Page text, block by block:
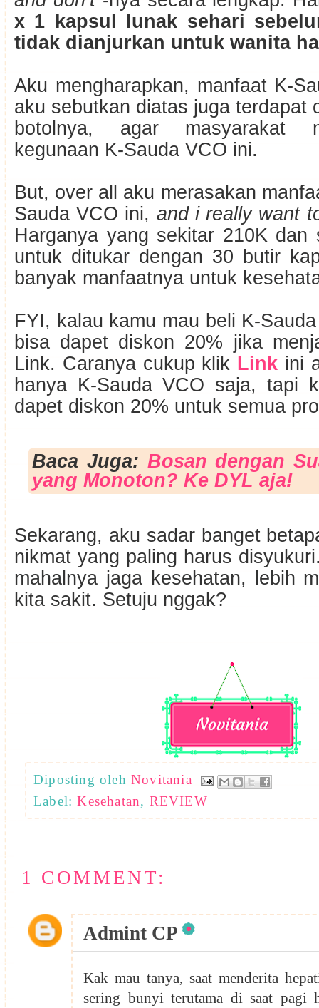
x 1 kapsul lunak sehari
tidak dianjurkan untuk wanita
Aku mengharapkan, manfaat K-
aku sebutkan diatas juga terdapat
botolnya, agar masyarakat
kegunaan K-Sauda VCO ini.
But, over all aku merasakan
Sauda VCO ini, and i really want
Harganya yang sekitar 210K dan
untuk ditukar dengan 30 butir
banyak manfaatnya untuk
FYI, kalau kamu mau beli K-
bisa dapet diskon 20% jika
Link. Caranya cukup klik Link ini
hanya K-Sauda VCO saja, tapi
dapet diskon 20% untuk semua
Baca Juga: Bosan dengan
yang Monoton? Ke DYL aja!
Sekarang, aku sadar banget
nikmat yang paling harus
mahalnya jaga kesehatan, lebih
kita sakit. Setuju nggak?
Diposting oleh Novitania
Label:Kesehatan, REVIEW
1 COMMENT:
Admint CP
Kak mau tanya, saat menderita
sering bunyi terutama di saat pagi